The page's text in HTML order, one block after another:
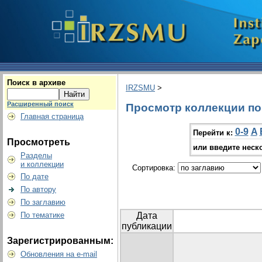
Поиск в архиве
Расширенный поиск
Главная страница
Просмотреть
Разделы
и коллекции
По дате
По автору
По заглавию
По тематике
Зарегистрированным:
Обновления на e-mail
IRZSMU >
Просмотр коллекции
Перейти к: 0-9 A
или введите
Сортировка:
Дата
публикации